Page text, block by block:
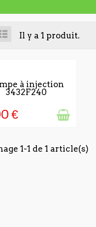
Il y a 1 produit.
DE STOCK
à injection
3432F240
€
1-1 de 1 article(s)